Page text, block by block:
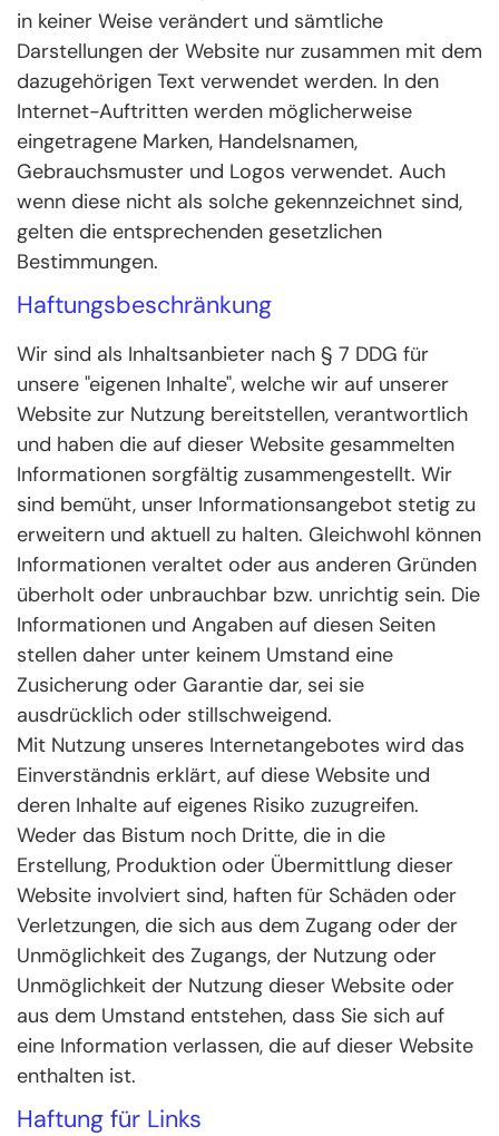
in keiner Weise verändert und sämtliche
Darstellungen der Website nur zusammen mit dem
dazugehörigen Text verwendet werden. In den
Internet-Auftritten werden möglicherweise
eingetragene Marken, Handelsnamen,
Gebrauchsmuster und Logos verwendet. Auch
wenn diese nicht als solche gekennzeichnet sind,
gelten die entsprechenden gesetzlichen
Bestimmungen.
Haftungsbeschränkung
Wir sind als Inhaltsanbieter nach § 7 DDG für
unsere "eigenen Inhalte", welche wir auf unserer
Website zur Nutzung bereitstellen, verantwortlich
und haben die auf dieser Website gesammelten
Informationen sorgfältig zusammengestellt. Wir
sind bemüht, unser Informationsangebot stetig zu
erweitern und aktuell zu halten. Gleichwohl können
Informationen veraltet oder aus anderen Gründen
überholt oder unbrauchbar bzw. unrichtig sein. Die
Informationen und Angaben auf diesen Seiten
stellen daher unter keinem Umstand eine
Zusicherung oder Garantie dar, sei sie
ausdrücklich oder stillschweigend.
Mit Nutzung unseres Internetangebotes wird das
Einverständnis erklärt, auf diese Website und
deren Inhalte auf eigenes Risiko zuzugreifen.
Weder das Bistum noch Dritte, die in die
Erstellung, Produktion oder Übermittlung dieser
Website involviert sind, haften für Schäden oder
Verletzungen, die sich aus dem Zugang oder der
Unmöglichkeit des Zugangs, der Nutzung oder
Unmöglichkeit der Nutzung dieser Website oder
aus dem Umstand entstehen, dass Sie sich auf
eine Information verlassen, die auf dieser Website
enthalten ist.
Haftung für Links